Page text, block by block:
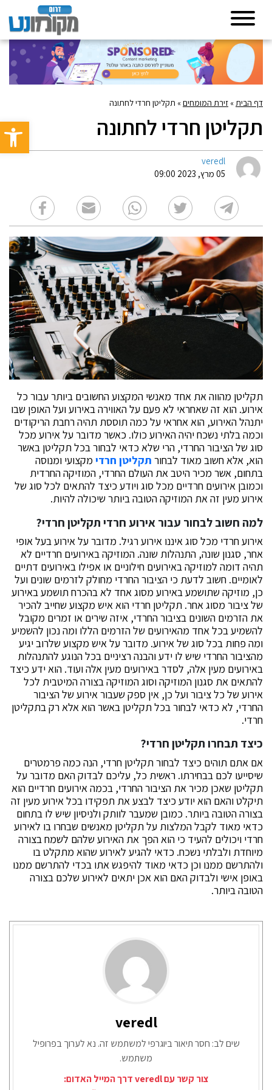
פתח
דף הבית» זירת המומחים» תקליטן חרדי לחתונה
תקליטן חרדי לחתונה
veredl
05 מרץ, 2023 09:00
תקליטן מהווה את אחד מאנשי המקצוע החשובים ביותר עבור כל
אירוע. הוא זה שאחראי לא פעם על האווירה באירוע ועל האופן שבו
יתנהל האירוע, הוא אחראי על כמה תוססת תהיה רחבת הריקודים
וכמה בלתי נשכח יהיה האירוע כולו. כאשר מדובר על אירוע מכל
סוג של הציבור החרדי, הרי שלא כדאי לבחור בכל תקליטן באשר
הוא, אלא חשוב מאוד לבחור תקליטן חרדימקצועי ומנוסה
בתחום, אשר מכיר היטב את העולם החרדי, המוזיקה החרדית
וכמובן אירועים חרדיים מכל סוג ויודע כיצד להתאים לכל סוג של
אירוע מעין זה את המוזיקה הטובה ביותר שיכולה להיות.
למה חשוב לבחור עבור אירוע חרדי תקליטן חרדי?
אירוע חרדי מכל סוג איננו אירוע רגיל. מדובר על אירוע בעל אופי
אחר, סגנון שונה, התנהלות שונה. המוזיקה באירועים חרדיים לא
תהיה דומה למוזיקה באירועים חילוניים או אפילו באירועים דתיים
לאומיים. חשוב לדעת כי הציבור החרדי מחולק לזרמים שונים ועל
כן, מוזיקה שתושמע באירוע מסוג אחד לא בהכרח תושמע באירוע
של ציבור מסוג אחר. תקליטן חרדי הוא איש מקצוע שחייב להכיר
את הזרמים השונים בציבור החרדי, איזה שירים או זמרים מקובל
להשמיע בכל אחד מהאירועים של הזרמים הללו ומה נכון להשמיע
ומה פחות בכל סוג של אירוע. מדובר על איש מקצוע שלרוב יגיע
מהציבור החרדי שיש לו ידע והבנה רציניים בכל הנוגע להתנהלות
באירועים מעין אלה, לסדר באירועים מעין אלה ועוד. הוא ידע כיצד
להתאים את סגנון המוזיקה וסוג המוזיקה בצורה המיטבית לכל
אירוע של כל ציבור ועל כן, אין ספק שעבור אירוע של הציבור
החרדי, לא כדאי לבחור בכל תקליטן באשר הוא אלא רק בתקליטן
חרדי.
כיצד תבחרו תקליטן חרדי?
אם אתם תוהים כיצד לבחור תקליטן חרדי, הנה כמה פרמטרים
שיסייעו לכם בבחירתו. ראשית כל, עליכם לבדוק האם מדובר על
תקליטן שאכן מכיר את הציבור החרדי, בכמה אירועים חרדיים הוא
תיקלט והאם הוא יודע כיצד לבצע את תפקידו בכל אירוע מעין זה
בצורה הטובה ביותר. כמובן שמעבר לוותק ולניסיון שיש לו בתחום
כדאי מאוד לקבל המלצות על תקליטן מאנשים שבחרו בו לאירוע
חרדי ויכולים להעיד כי הוא הפך את האירוע שלהם לשמח בצורה
מיוחדת ולבלתי נשכח. כדאי להגיע לאירוע שהוא מתקלט בו
ולהתרשם ממנו וכן כדאי מאוד להיפגש אתו בכדי להתרשם ממנו
באופן אישי ולבדוק האם הוא אכן יתאים לאירוע שלכם בצורה
הטובה ביותר.
veredl
שים לב: חסר תיאור ביוגרפי למשתמש זה. נא לערוך בפרופיל
משתמש.
צור קשר עם veredl דרך המייל האדום: